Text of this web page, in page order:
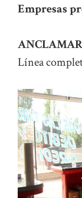
Empresas
Línea